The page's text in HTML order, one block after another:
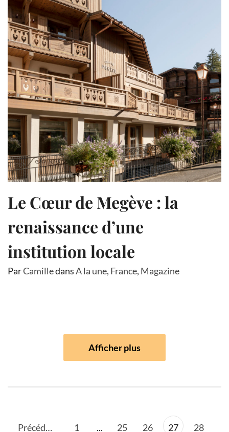
Le Cœur de Megève : la
renaissance d’une
institution locale
ParCamilledansA la une, France, Magazine
Afficher plus
Précédent 1 ... 25 26 27
28